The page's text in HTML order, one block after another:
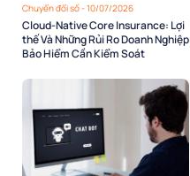
Chuyển đổi số - 10/07/2026
Cloud-Native Core Insurance: Lợi
thế Và Những Rủi Ro Doanh Nghiệp
Bảo Hiểm Cần Kiểm Soát